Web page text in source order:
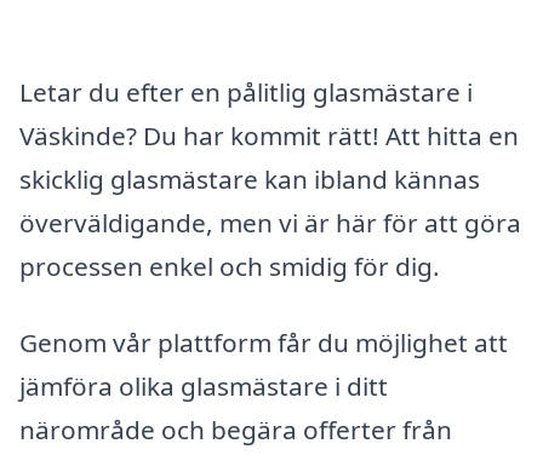
Letar du efter en pålitlig glasmästare i
Väskinde? Du har kommit rätt! Att hitta en
skicklig glasmästare kan ibland kännas
överväldigande, men vi är här för att göra
processen enkel och smidig för dig.
Genom vår plattform får du möjlighet att
jämföra olika glasmästare i ditt
närområde och begära offerter från